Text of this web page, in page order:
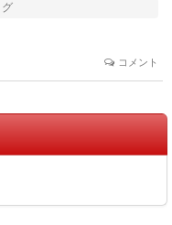
グ
コメント